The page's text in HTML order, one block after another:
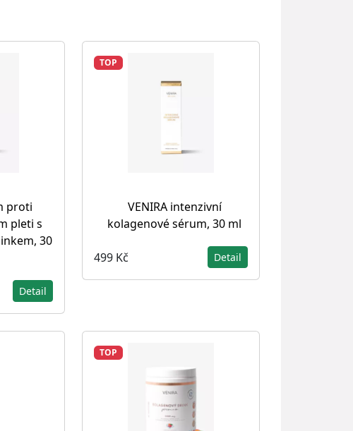
proti
pleti s
30
Detail
TOP
VENIRA intenzivní
kolagenové sérum, 30 ml
499 Kč Detail
TOP